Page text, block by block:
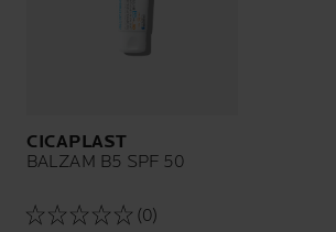
CICAPLAST
BALZAM B5 SPF 50
(0)